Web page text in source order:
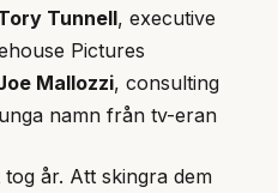
Tunnell, executive
Pictures
Mallozzi, consulting
namn från tv-eran
år. Att skingra dem